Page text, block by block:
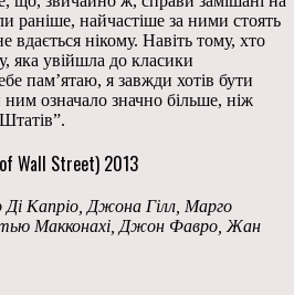
раніше, найчастіше за ними стоять
вдається нікому. Навіть тому, хто
яка увійшла до класики
пам’ятаю, я завжди хотів бути
означало значно більше, ніж
Wall Street) 2013
Ді Капріо, Джона Гілл, Марго
Макконахі, Джон Фавро, Жан